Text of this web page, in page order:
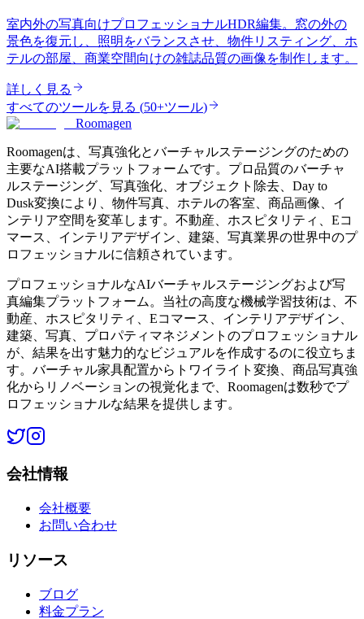
室内外の写真向けプロフェッショナルHDR編集。窓の外の
景色を復元し、照明をバランスさせ、物件リスティング、ホ
テルの部屋、商業空間向けの雑誌品質の画像を制作します。
詳しく見る
すべてのツールを見る (50+ツール)
Roomagen
Roomagenは、写真強化とバーチャルステージングのための
主要なAI搭載プラットフォームです。プロ品質のバーチャ
ルステージング、写真強化、オブジェクト除去、Day to
Dusk変換により、物件写真、ホテルの客室、商品画像、イ
ンテリア空間を変革します。不動産、ホスピタリティ、Eコ
マース、インテリアデザイン、建築、写真業界の世界中のプ
ロフェッショナルに信頼されています。
プロフェッショナルなAIバーチャルステージングおよび写
真編集プラットフォーム。当社の高度な機械学習技術は、不
動産、ホスピタリティ、Eコマース、インテリアデザイン、
建築、写真、プロパティマネジメントのプロフェッショナル
が、結果を出す魅力的なビジュアルを作成するのに役立ちま
す。バーチャル家具配置からトワイライト変換、商品写真強
化からリノベーションの視覚化まで、Roomagenは数秒でプ
ロフェッショナルな結果を提供します。
会社情報
会社概要
お問い合わせ
リソース
ブログ
料金プラン